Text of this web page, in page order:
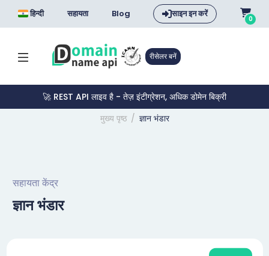
हिन्दी सहायता Blog साइन इन करें 0
रीसेलर बनें
🚀 REST API लाइव है - तेज़ इंटीग्रेशन, अधिक डोमेन बिक्री
मुख्य पृष्ठ
ज्ञान भंडार
सहायता केंद्र
ज्ञान भंडार